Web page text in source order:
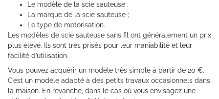
Le modèle de la scie sauteuse ;
La marque de la scie sauteuse ;
Le type de motorisation.
Les modèles de scie sauteuse sans fil ont généralement un prix
plus élevé. Ils sont très prisés pour leur maniabilité et leur
facilité d’utilisation.
Vous pouvez acquérir un modèle très simple à partir de 20 €.
C’est un modèle adapté à des petits travaux occasionnels dans
la maison. En revanche, dans le cas où vous envisagez une